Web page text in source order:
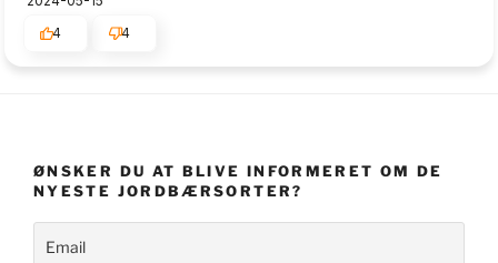
4
4
ØNSKER DU AT BLIVE INFORMERET OM DE
NYESTE JORDBÆRSORTER?